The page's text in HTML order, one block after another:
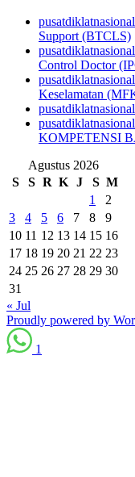
pusatdiklatnasional
Support (BTCLS)
pusatdiklatnasional
Control Doctor
pusatdiklatnasional
Keselamatan
pusatdiklatnasional
pusatdiklatnasional
KOMPETENSI
Agustus 2026
S
S R K J S M
1
2
3
4 5 6 7 8
9
10 11 12 13 14 15 16
17 18 19 20 21 22 23
24 25 26 27 28 29 30
31
« Jul
Proudly powered by
1